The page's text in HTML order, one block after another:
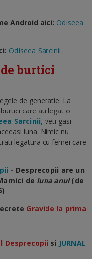
Android aici: Odiseea
Odiseea Sarcinii.
burtici
de generatie. La
care au legat o
Sarcinii, veti gasi
luna. Nimic nu
legatura cu femei care
- Desprecopii are un
de luna anul (de
Gravide la prima
Desprecopii si JURNAL